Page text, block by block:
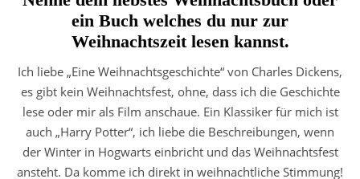
ein Buch welches du nur zur
Weihnachtszeit lesen kannst.
Ich liebe „Eine Weihnachtsgeschichte“ von Charles Dickens,
es gibt kein Weihnachtsfest, ohne, dass ich die Geschichte
lese oder mir als Film anschaue. Ein Klassiker für mich ist
auch „Harry Potter“, ich liebe die Beschreibungen, wenn
der Winter in Hogwarts einbricht und das Weihnachtsfest
ansteht. Da komme ich direkt in weihnachtliche Stimmung!